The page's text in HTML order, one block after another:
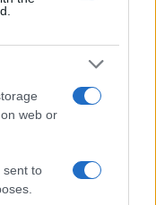
web or
sent to
per scegliere la